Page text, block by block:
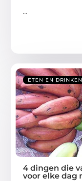
...
ETEN EN DRINKEN
4 dingen die
voor elke dag